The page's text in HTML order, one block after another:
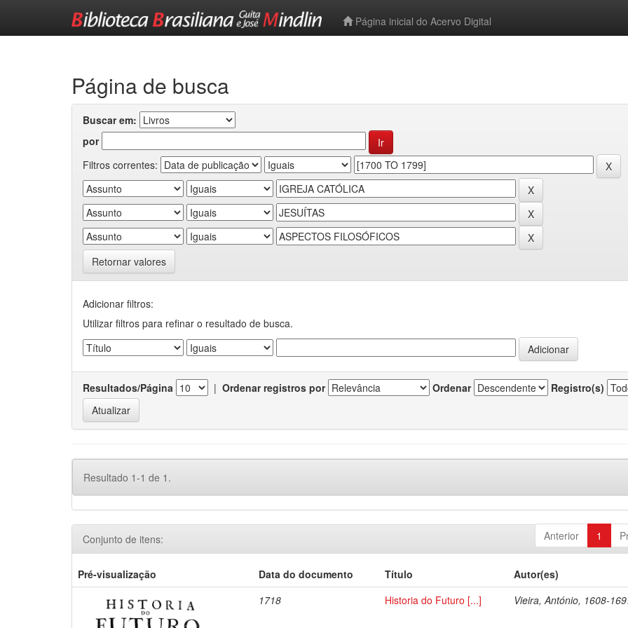
Página inicial do Acervo Digital
Página de busca
Buscar em:
por
Filtros correntes:
Retornar valores
Adicionar filtros:
Utilizar filtros para refinar o resultado de busca.
Resultados/Página | Ordenar registros por Ordenar Registro(s)
Resultado 1-1 de 1.
Anterior 1
Conjunto de itens:
Pré-visualização Data do documento Título
Autor(es)
1718
Historia do Futuro [...] Vieira, António, 1608-